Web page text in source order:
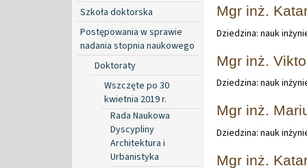
Szkoła doktorska
Postępowania w sprawie
nadania stopnia naukowego
Doktoraty
Wszczęte po 30
kwietnia 2019 r.
Rada Naukowa
Dyscypliny
Architektura i
Urbanistyka
Mgr inż.
Dziedzina: nauk
Mgr inż.
Dziedzina: nauk
Mgr inż.
Dziedzina: nauk
Mgr inż.